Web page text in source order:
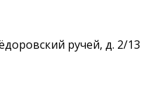
ручей, д. 2/13